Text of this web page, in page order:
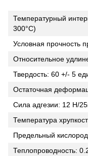
Температурный
300°C)
Условная прочность
Относительное
Твердость: 60 +/- 5
Остаточная
Сила адгезии: 12 Н/
Температура
Предельный
Теплопроводность: